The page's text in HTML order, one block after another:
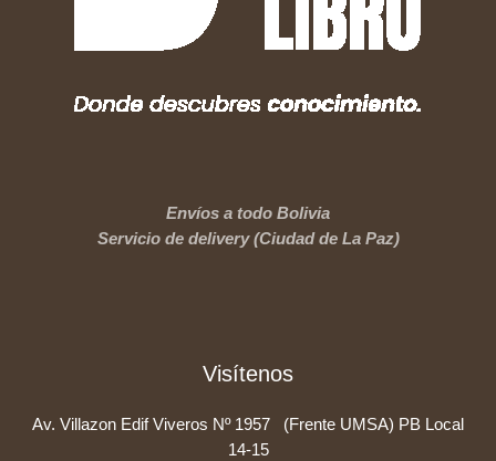
Envíos a todo Bolivia
Servicio de delivery (Ciudad de La Paz)
Visítenos
Av. Villazon Edif Viveros Nº 1957 (Frente UMSA) PB Local
14-15